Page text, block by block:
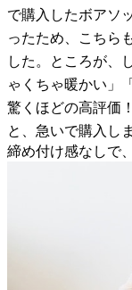
で購入したボアソ
ったため、こちら
した。ところが、
ゃくちゃ暖かい」
驚くほどの高評価
と、急いで購入し
締め付け感なしで